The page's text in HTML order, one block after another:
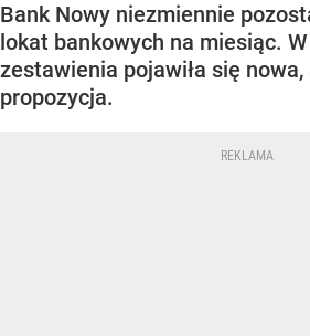
Bank Nowy niezmiennie
lokat bankowych na miesiąc. W
zestawienia pojawiła się
propozycja.